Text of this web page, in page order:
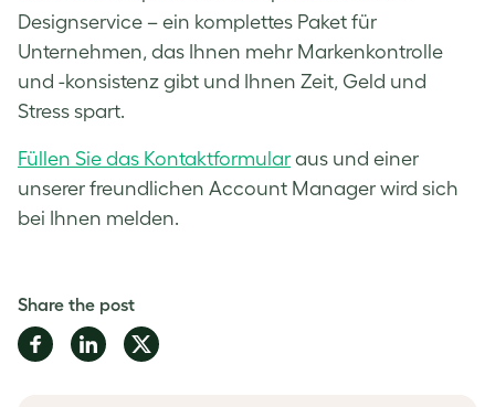
Designservice – ein komplettes Paket für
Unternehmen, das Ihnen mehr Markenkontrolle
und -konsistenz gibt und Ihnen Zeit, Geld und
Stress spart.
Füllen Sie das Kontaktformular aus und einer
unserer freundlichen Account Manager wird sich
bei Ihnen melden.
Share the post
Share
on
Share
on
Share
on